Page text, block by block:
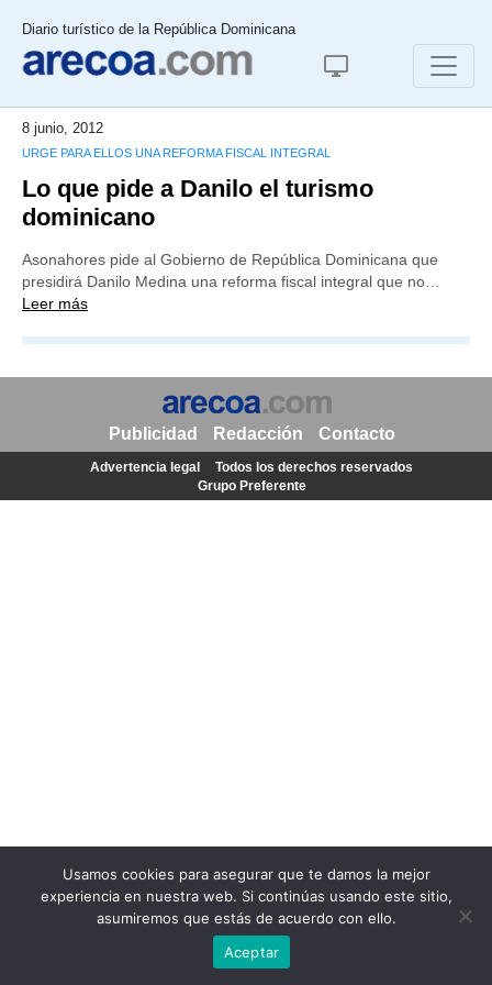
Diario turístico de la República Dominicana
8 junio, 2012
URGE PARA ELLOS UNA REFORMA FISCAL INTEGRAL
Lo que pide a Danilo el turismo
dominicano
Asonahores pide al Gobierno de República Dominicana que
presidirá Danilo Medina una reforma fiscal integral que no…
Leer más
Usamos cookies para asegurar que te damos la mejor
experiencia en nuestra web. Si continúas usando este sitio,
asumiremos que estás de acuerdo con ello.
Aceptar
Publicidad Redacción Contacto
Advertencia legal
Todos los derechos reservados
Grupo Preferente